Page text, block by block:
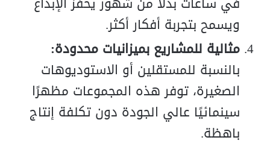
ويسمح بتجربة أفكار أكثر.
مثالية للمشاريع بميزانيات محدودة:
بالنسبة للمستقلين أو الاستوديوهات
الصغيرة، توفر هذه المجموعات مظهرًا
سينمائيًا عالي الجودة دون تكلفة إنتاج
باهظة.